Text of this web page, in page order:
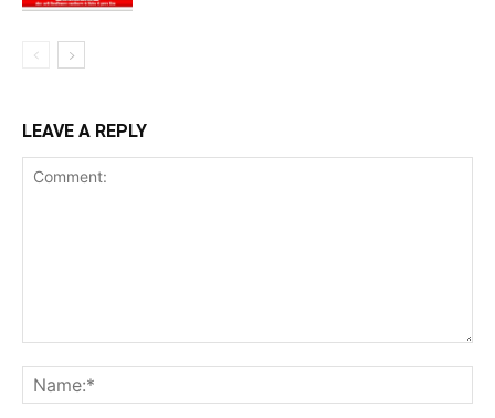
LEAVE A REPLY